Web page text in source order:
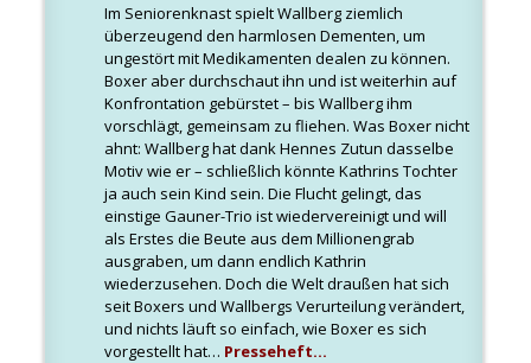
Im Seniorenknast spielt Wallberg ziemlich
überzeugend den harmlosen Dementen, um
ungestört mit Medikamenten dealen zu können.
Boxer aber durchschaut ihn und ist weiterhin auf
Konfrontation gebürstet – bis Wallberg ihm
vorschlägt, gemeinsam zu fliehen. Was Boxer nicht
ahnt: Wallberg hat dank Hennes Zutun dasselbe
Motiv wie er – schließlich könnte Kathrins Tochter
ja auch sein Kind sein. Die Flucht gelingt, das
einstige Gauner-Trio ist wiedervereinigt und will
als Erstes die Beute aus dem Millionengrab
ausgraben, um dann endlich Kathrin
wiederzusehen. Doch die Welt draußen hat sich
seit Boxers und Wallbergs Verurteilung verändert,
und nichts läuft so einfach, wie Boxer es sich
vorgestellt hat… Presseheft…